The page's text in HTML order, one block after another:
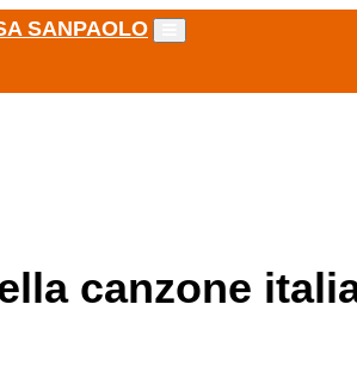
SANPAOLO
canzone